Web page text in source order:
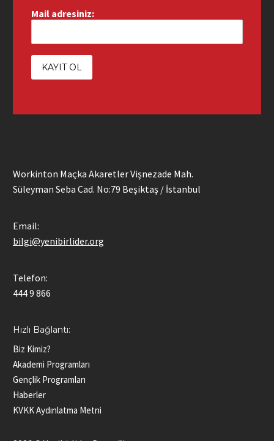
Workinton Maçka Akaretler Vişnezade Mah.
Süleyman Seba Cad. No:79 Beşiktaş / İstanbul
Email:
bilgi@yenibirlider.org
Telefon:
444 9 866
Hızlı Bağlantı:
Biz Kimiz?
Akademi Programları
Gençlik Programları
Haberler
KVKK Aydınlatma Metni
Mail adresiniz: